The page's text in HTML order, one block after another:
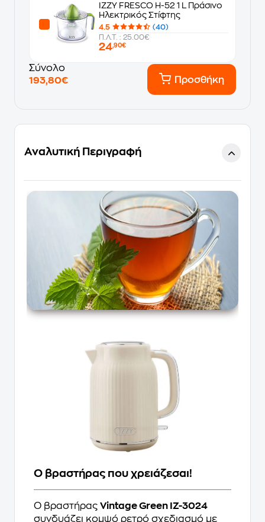
IZZY FRESCO H-52 1 L Πράσινο
Ηλεκτρικός Στίφτης
4.5
(40)
Π.Λ.Τ. : 25.00€
24,90€
Σύνολο
193,80€
Προσθήκη
Αναλυτική Περιγραφή
Ο βραστήρας που χρειάζεσαι!
Ο βραστήρας Vintage Green IZ-3024
συνδυάζει κομψό ρετρό σχεδιασμό με